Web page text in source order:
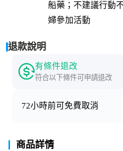
船藥；不建議行動
婦參加活動
退款說明
有條件退改
符合以下條件可申請退改
72小時前可免費取消
商品詳情